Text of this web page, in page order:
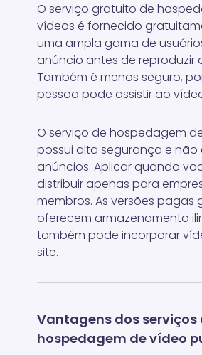
O serviço gratuito de
vídeos é fornecido
uma ampla gama de
anúncio antes de reproduzir
Também é menos seguro,
pessoa pode assistir ao
O serviço de hospedagem
possui alta segurança e não
anúncios. Aplicar quando
distribuir apenas para
membros. As versões pagas
oferecem armazenamento
também pode incorporar
site.
Vantagens dos serviços
hospedagem de vídeo